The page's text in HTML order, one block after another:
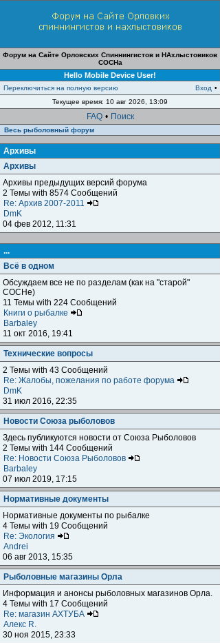
Форум на Сайте Орловских Спиннингистов и НАхлыстовиков
СОСНа
Hello Mobile Device User!
Переключиться на полную версию Вход •
Текущее время: 10 авг 2026, 13:09
FAQ • Поиск
Весь рыболовный форум
Архивы
Архивы
Архивы предыдущих версий форума
2 Темы with 8574 Сообщений
Re: Архив 2007-2011
DmK
04 фев 2012, 11:31
...
Всё в одном
Обсуждаем все не по разделам (как на "старой"
СОСНе)
11 Темы with 224 Сообщений
Книги о рыбалке
Barbaley
11 окт 2016, 19:41
Технические вопросы
2 Темы with 43 Сообщений
Re: Жалобы, пожелания по работе форума
DmK
31 июл 2016, 22:35
Новости Союза рыболовов
Здесь публикуются новости от Союза Рыболовов
2 Темы with 144 Сообщений
Re: Новости Союза Рыболовов
Barbaley
07 июл 2019, 17:15
Нормативные документы
Нормативные документы по рыбалке
4 Темы with 19 Сообщений
Re: Экология
Andrei
06 авг 2013, 15:35
Рыболовные магазины Орла
Информация и анонсы рыболовных магазинов Орла.
4 Темы with 17 Сообщений
Re: магазин АХТУБА
Алекс R.
30 ноя 2015, 23:33